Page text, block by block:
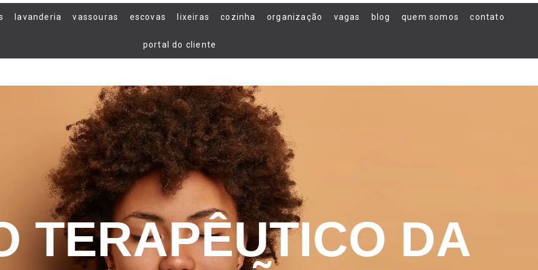
lavanderia vassouras escovas lixeiras cozinha organização vagas blog quem somos contato
portal do cliente
TERAPÊUTICO DA